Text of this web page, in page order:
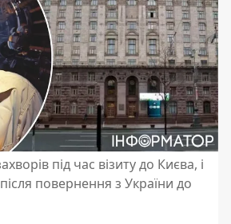
під час візиту до Києва, і
повернення з України до